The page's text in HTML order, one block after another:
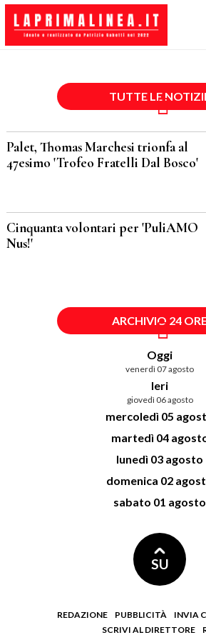
TUTTE LE
Palet, Thomas Marchesi trionfa al
47esimo 'Trofeo Fratelli Dal Bosco'
Cinquanta volontari per 'PuliAMO
Nus!'
ARCHIVIO 24
Oggi
venerdì 07 agosto
Ieri
giovedì 06 agosto
mercoledì 05
martedì 04
lunedì 03 agosto
domenica 02
sabato 01 agosto
SU
REDAZIONE PUBBLICITÀ
INVIA
SCRIVI AL DIRETTORE